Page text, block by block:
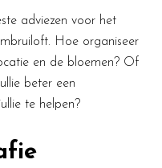
adviezen voor het
Hoe organiseer
en de bloemen? Of
beter een
te helpen?